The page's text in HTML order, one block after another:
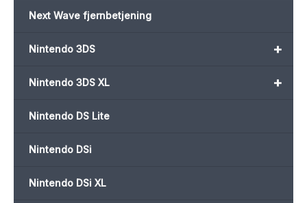
Next Wave fjernbetjening
+
Nintendo 3DS
+
Nintendo 3DS XL
Nintendo DS Lite
Nintendo DSi
Nintendo DSi XL